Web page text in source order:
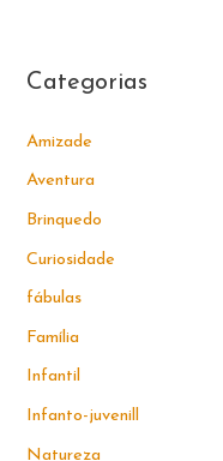
Categorias
Amizade
Aventura
Brinquedo
Curiosidade
fábulas
Família
Infantil
Infanto-juvenill
Natureza